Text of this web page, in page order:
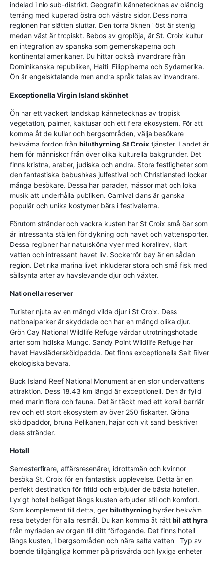
indelad i nio sub-distrikt. Geografin kännetecknas av oländig
terräng med kuperad östra och västra sidor. Dess norra
regionen har slätten sluttar. Den torra öknen i öst är stenig
medan väst är tropiskt. Bebos av groplöja, är St. Croix kultur
en integration av spanska som gemenskaperna och
kontinental amerikaner. Du hittar också invandrare från
Dominikanska republiken, Haiti, Filippinerna och Sydamerika.
Ön är engelsktalande men andra språk talas av invandrare.
Exceptionella Virgin Island skönhet
Ön har ett vackert landskap kännetecknas av tropisk
vegetation, palmer, kaktusar och ett flera ekosystem. För att
komma åt de kullar och bergsområden, välja besökare
bekväma fordon från biluthyrning St Croix tjänster. Landet är
hem för människor från över olika kulturella bakgrunder. Det
finns kristna, araber, judiska och andra. Stora festligheter som
den fantastiska babushkas julfestival och Christiansted lockar
många besökare. Dessa har parader, mässor mat och lokal
musik att underhålla publiken. Carnival dans är ganska
populär och unika kostymer bärs i festivalerna.
Förutom stränder och vackra kusten har St Croix små öar som
är intressanta ställen för dykning och havet och vattensporter.
Dessa regioner har natursköna vyer med korallrev, klart
vatten och intressant havet liv. Sockerrör bay är en sådan
region. Det rika marina livet inkluderar stora och små fisk med
sällsynta arter av havslevande djur och växter.
Nationella reserver
Turister njuta av en mängd vilda djur i St Croix. Dess
nationalparker är skyddade och har en mängd olika djur.
Grön Cay National Wildlife Refuge värdar utrotningshotade
arter som indiska Mungo. Sandy Point Wildlife Refuge har
havet Havslädersköldpadda. Det finns exceptionella Salt River
ekologiska bevara.
Buck Island Reef National Monument är en stor undervattens
attraktion. Dess 18.43 km längd är exceptionell. Den är fylld
med marin flora och fauna. Det är täckt med ett korall barriär
rev och ett stort ekosystem av över 250 fiskarter. Gröna
sköldpaddor, bruna Pelikanen, hajar och vit sand beskriver
dess stränder.
Hotell
Semesterfirare, affärsresenärer, idrottsmän och kvinnor
besöka St. Croix för en fantastisk upplevelse. Detta är en
perfekt destination för fritid och erbjuder de bästa hotellen.
Lyxigt hotell beläget längs kusten erbjuder stil och komfort.
Som komplement till detta, ger biluthyrning byråer bekväm
resa betyder för alla resmål. Du kan komma åt rätt bil att hyra
från myriaden av organ till ditt förfogande. Det finns hotell
längs kusten, i bergsområden och nära salta vatten. Typ av
boende tillgängliga kommer på prisvärda och lyxiga enheter